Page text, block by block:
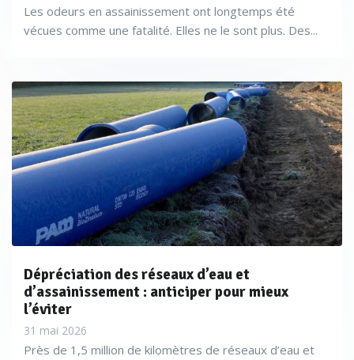
Les odeurs en assainissement ont longtemps été
vécues comme une fatalité. Elles ne le sont plus. Des...
Dépréciation des réseaux d’eau et
d’assainissement : anticiper pour mieux
l’éviter
31 mai 2026
Près de 1,5 million de kilomètres de réseaux d’eau et